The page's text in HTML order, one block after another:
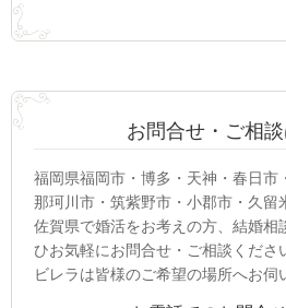
お問合せ・ご相
福岡県福岡市・博多・天神・春日市
那珂川市・筑紫野市・小郡市・久留
佐賀県で婚活をお考えの方、結婚相
ひお気軽にお問合せ・ご相談くだ
ビレラは皆様のご希望の場所へお伺